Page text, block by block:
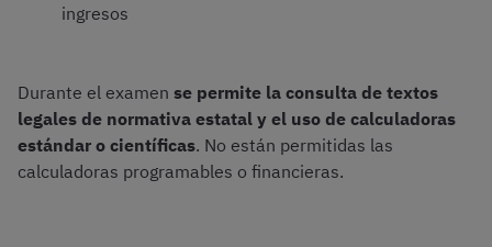
ingresos
Durante el examen se permite la consulta de textos
legales de normativa estatal y el uso de calculadoras
estándar o científicas. No están permitidas las
calculadoras programables o financieras.